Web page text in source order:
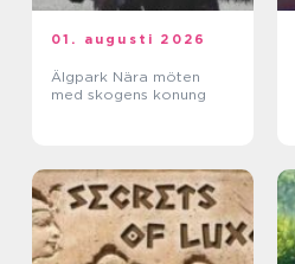
01. augusti 2026
Älgpark Nära möten
med skogens konung